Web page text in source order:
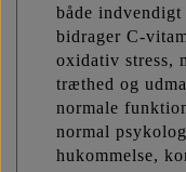
både
bidrager C-
oxidativ stress,
træthed og
normale
normal
hukommelse,